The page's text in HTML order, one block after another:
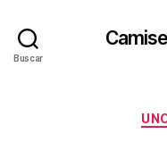
Buscar